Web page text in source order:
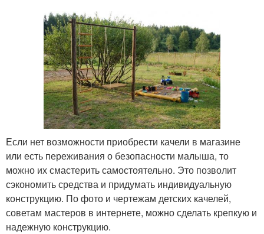
Если нет возможности приобрести качели в магазине
или есть переживания о безопасности малыша, то
можно их смастерить самостоятельно. Это позволит
сэкономить средства и придумать индивидуальную
конструкцию. По фото и чертежам детских качелей,
советам мастеров в интернете, можно сделать крепкую и
надежную конструкцию.